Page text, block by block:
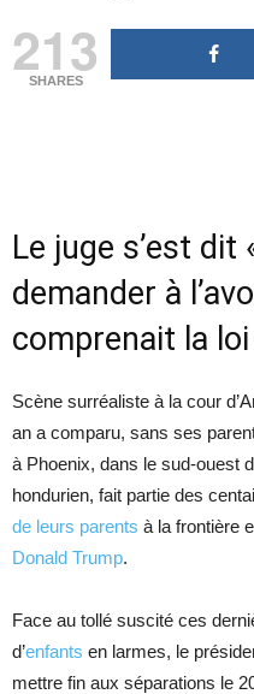
213
SHARES
Le juge s’est dit
demander à
comprenait la
Scène surréaliste à la cour
an a comparu, sans ses
à Phoenix, dans le sud-ouest
hondurien, fait partie des
de leurs parents à la frontière
Donald Trump.
Face au tollé suscité ces
d’enfants en larmes, le
mettre fin aux séparations le